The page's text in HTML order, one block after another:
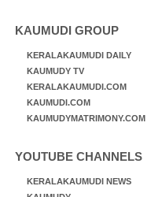
KAUMUDI GROUP
KERALAKAUMUDI DAILY
KAUMUDY TV
KERALAKAUMUDI.COM
KAUMUDI.COM
KAUMUDYMATRIMONY.COM
YOUTUBE CHANNELS
KERALAKAUMUDI NEWS